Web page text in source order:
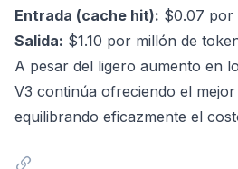
Entrada (cache hit): $0.07 por
Salida: $1.10 por millón de
A pesar del ligero aumento en
V3 continúa ofreciendo el
equilibrando eficazmente el